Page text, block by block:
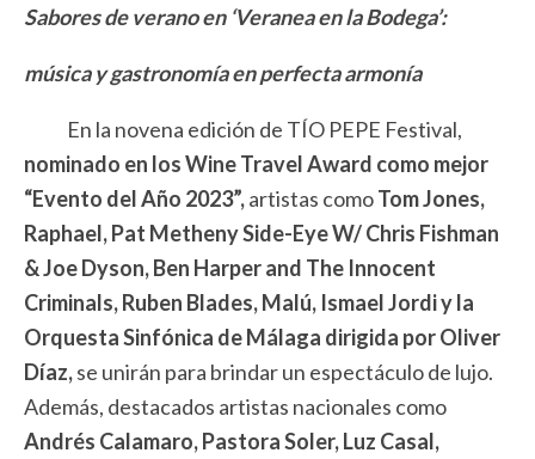
Sabores de verano en ‘Veranea en la Bodega’:
música y gastronomía en perfecta armonía
En la novena edición de TÍO PEPE Festival,
nominado en los Wine Travel Award como mejor
“Evento del Año 2023”,artistas comoTom Jones,
Raphael, Pat Metheny Side-Eye W/ Chris Fishman
& Joe Dyson, Ben Harper and The Innocent
Criminals, Ruben Blades, Malú, Ismael Jordi y la
Orquesta Sinfónica de Málaga dirigida por Oliver
Díaz,se unirán para brindar un espectáculo de lujo.
Además, destacados artistas nacionales como
Andrés Calamaro, Pastora Soler, Luz Casal,